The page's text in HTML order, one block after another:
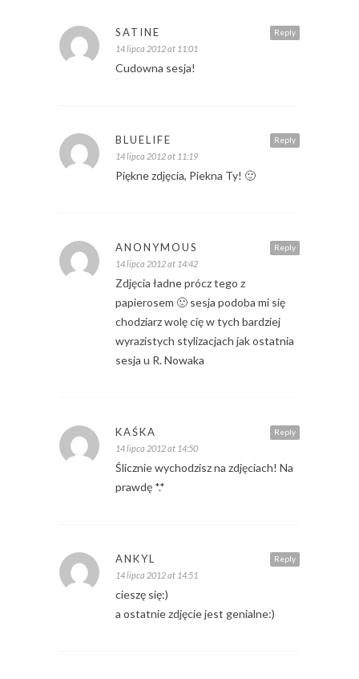
Reply
SATINE
14 lipca 2012 at 11:01
Cudowna sesja!
Reply
BLUELIFE
14 lipca 2012 at 11:19
Piękne zdjęcia, Piekna Ty! 🙂
Reply
ANONYMOUS
14 lipca 2012 at 14:42
Zdjęcia ładne prócz tego z
papierosem 🙂 sesja podoba mi się
chodziarz wolę cię w tych bardziej
wyrazistych stylizacjach jak ostatnia
sesja u R. Nowaka
Reply
KAŚKA
14 lipca 2012 at 14:50
Ślicznie wychodzisz na zdjęciach! Na
prawdę *.*
Reply
ANKYL
14 lipca 2012 at 14:51
cieszę się:)
a ostatnie zdjęcie jest genialne:)